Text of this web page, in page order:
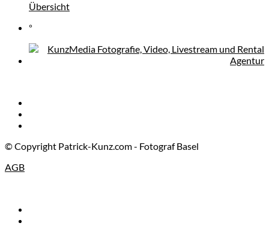
Übersicht
°
© Copyright Patrick-Kunz.com - Fotograf Basel
AGB